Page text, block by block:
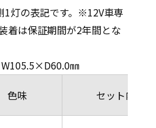
灯の表記です。※12V車専
着は保証期間が2年間とな
㎜
色味 セット内容